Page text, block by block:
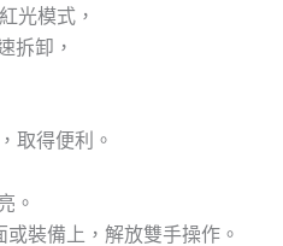
光模式，
拆卸，
取得便利。
。
裝備上，解放雙手操作。